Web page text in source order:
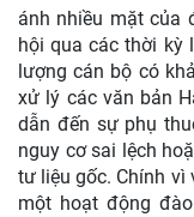
ánh nhiều mặt của
hội qua các thời kỳ
lượng cán bộ có
xử lý các văn bản
dẫn đến sự phụ
nguy cơ sai lệch
tư liệu gốc. Chính vì
một hoạt động